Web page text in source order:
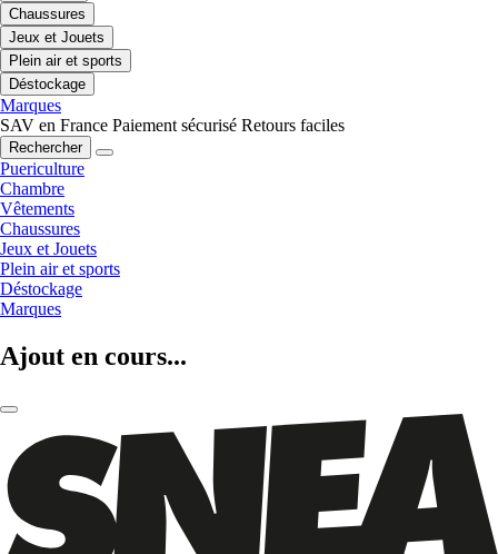
Chaussures
Jeux et Jouets
Plein air et sports
Déstockage
Marques
SAV en France Paiement sécurisé Retours faciles
Rechercher
Puericulture
Chambre
Vêtements
Chaussures
Jeux et Jouets
Plein air et sports
Déstockage
Marques
Ajout en cours...